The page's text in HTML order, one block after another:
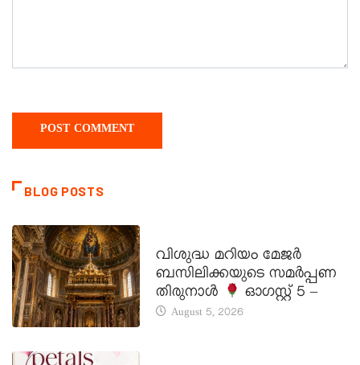
BLOG POSTS
വിശുദ്ധ മറിയം മേജർ
ബസിലിക്കയുടെ സമർപ്പണ
തിരുനാൾ
ഓഗസ്റ്റ് 5 –
August 5, 2026